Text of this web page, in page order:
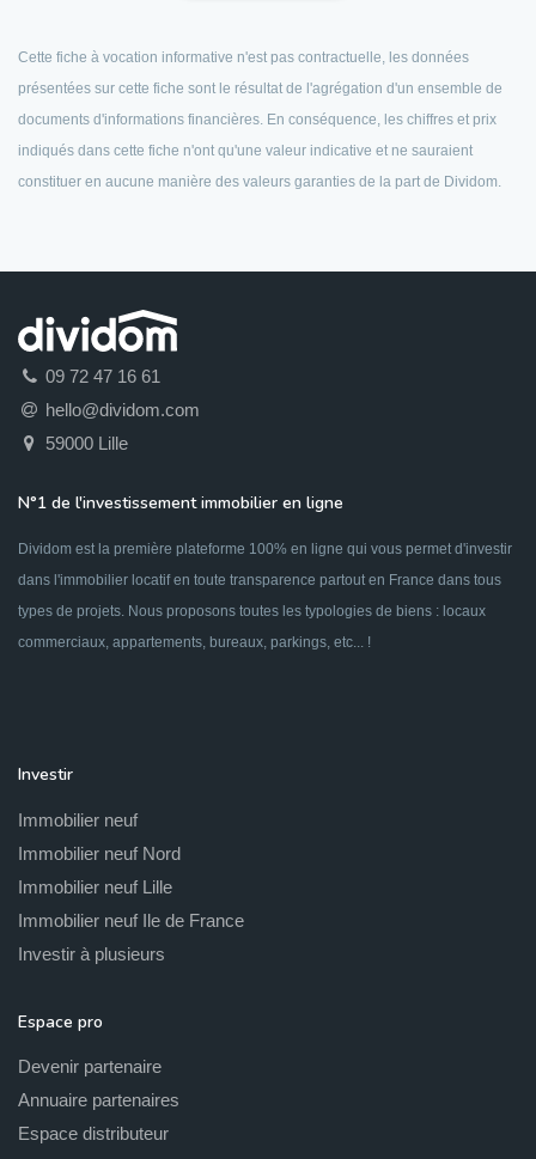
Cette fiche à vocation informative n'est pas contractuelle, les données
présentées sur cette fiche sont le résultat de l'agrégation d'un ensemble de
documents d'informations financières. En conséquence, les chiffres et prix
indiqués dans cette fiche n'ont qu'une valeur indicative et ne sauraient
constituer en aucune manière des valeurs garanties de la part de Dividom.
09 72 47 16 61
hello@dividom.com
59000 Lille
N°1 de l'investissement immobilier en ligne
Dividom est la première plateforme 100% en ligne qui vous permet d'investir
dans l'immobilier locatif en toute transparence partout en France dans tous
types de projets. Nous proposons toutes les typologies de biens : locaux
commerciaux, appartements, bureaux, parkings, etc... !
Investir
Immobilier neuf
Immobilier neuf Nord
Immobilier neuf Lille
Immobilier neuf Ile de France
Investir à plusieurs
Espace pro
Devenir partenaire
Annuaire partenaires
Espace distributeur